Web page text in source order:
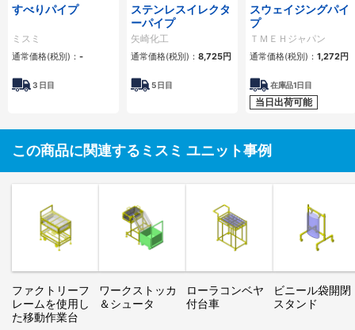
すべりパイプ
ミスミ
通常価格(税別)： -
3 日目
ステンレスイレクタ
ーパイプ
矢崎化工
通常価格(税別)： 8,725円
5日目
スウェイジングパイ
プ
ＴＭＥＨジャパン
通常価格(税別)： 1,272円
在庫品1日目
当日出荷可能
この商品に関連するミスミ ユニット事例
ファクトリーフ
レームを使用し
た移動作業台
ワークストッカ
＆シュータ
ローラコンベヤ
付台車
ビニール袋開閉
スタンド